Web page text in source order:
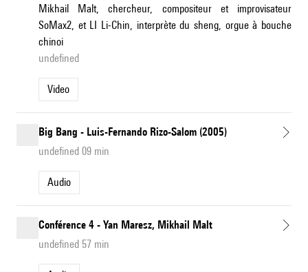
Mikhail Malt, chercheur, compositeur et improvisateur
SoMax2, et LI Li-Chin, interprète du sheng, orgue à bouche
chinoi
undefined
Video
Big Bang - Luis-Fernando Rizo-Salom (2005)
undefined 09 min
Audio
Conférence 4 - Yan Maresz, Mikhail Malt
undefined 57 min